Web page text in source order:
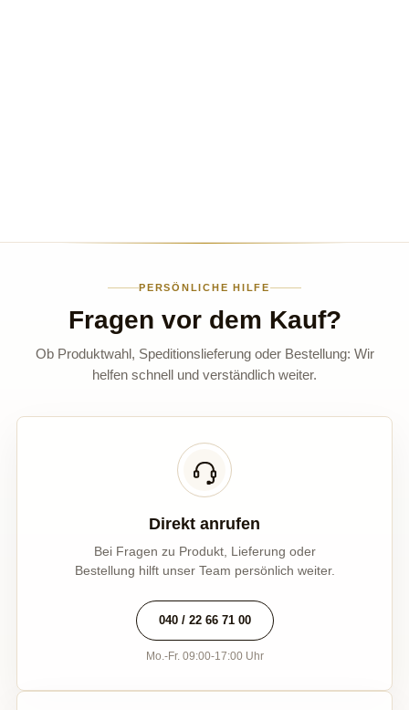
PERSÖNLICHE HILFE
Fragen vor dem Kauf?
Ob Produktwahl, Speditionslieferung oder Bestellung: Wir
helfen schnell und verständlich weiter.
Direkt anrufen
Bei Fragen zu Produkt, Lieferung oder
Bestellung hilft unser Team persönlich weiter.
040 / 22 66 71 00
Mo.-Fr. 09:00-17:00 Uhr